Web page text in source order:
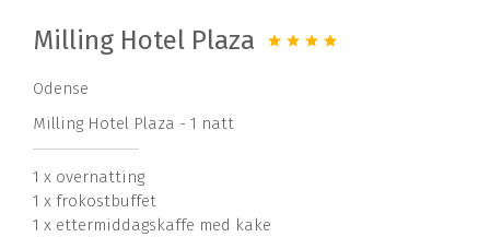
Milling Hotel Plaza
Odense
Milling Hotel Plaza - 1 natt
1 x overnatting
1 x frokostbuffet
1 x ettermiddagskaffe med kake